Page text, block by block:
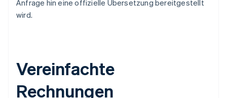
Anfrage hin eine offizielle Übersetzung bereitgestellt
wird.
Vereinfachte
Rechnungen